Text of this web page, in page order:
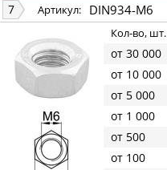
7 Артикул: DIN934-M6
Кол-во, шт.
от 30 000
от 10 000
от 5 000
от 1 000
от 500
от 100